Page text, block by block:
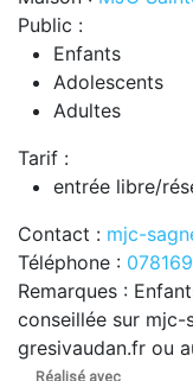
Public :
Enfants
Adolescents
Adultes
Tarif :
entrée libre/
Contact : mjc-
Téléphone :
Remarques :
conseillée sur
gresivaudan.fr ou
Réalisé avec